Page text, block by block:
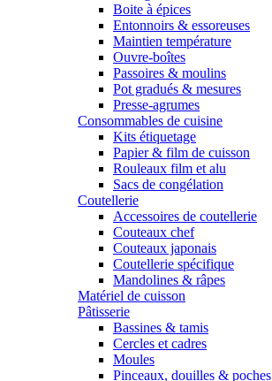
Boite à épices
Entonnoirs & essoreuses
Maintien température
Ouvre-boîtes
Passoires & moulins
Pot gradués & mesures
Presse-agrumes
Consommables de cuisine
Kits étiquetage
Papier & film de cuisson
Rouleaux film et alu
Sacs de congélation
Coutellerie
Accessoires de coutellerie
Couteaux chef
Couteaux japonais
Coutellerie spécifique
Mandolines & râpes
Matériel de cuisson
Pâtisserie
Bassines & tamis
Cercles et cadres
Moules
Pinceaux, douilles & poches